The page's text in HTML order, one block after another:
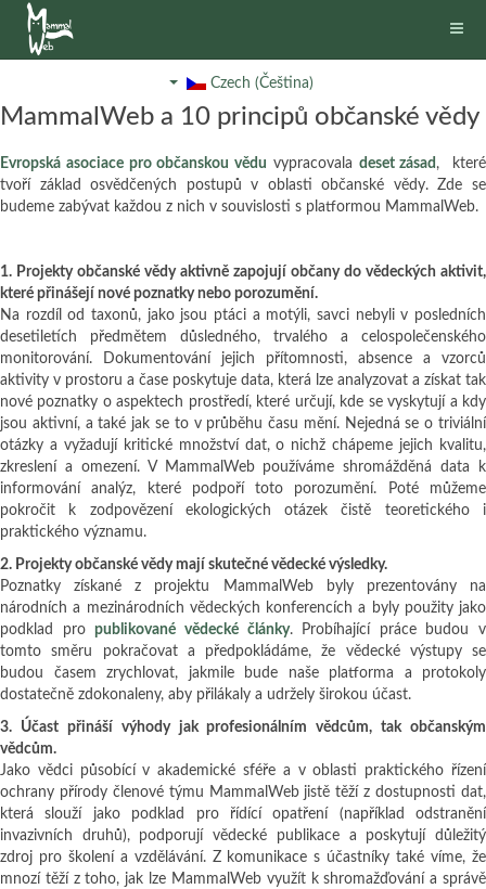
Czech (Čeština)
MammalWeb a 10 principů občanské vědy
Evropská asociace pro občanskou vědu vypracovala deset zásad , které
tvoří základ osvědčených postupů v oblasti občanské vědy. Zde se
budeme zabývat každou z nich v souvislosti s platformou MammalWeb.
1. Projekty občanské vědy aktivně zapojují občany do vědeckých aktivit,
které přinášejí nové poznatky nebo porozumění.
Na rozdíl od taxonů, jako jsou ptáci a motýli, savci nebyli v posledních
desetiletích předmětem důsledného, trvalého a celospolečenského
monitorování. Dokumentování jejich přítomnosti, absence a vzorců
aktivity v prostoru a čase poskytuje data, která lze analyzovat a získat tak
nové poznatky o aspektech prostředí, které určují, kde se vyskytují a kdy
jsou aktivní, a také jak se to v průběhu času mění. Nejedná se o triviální
otázky a vyžadují kritické množství dat, o nichž chápeme jejich kvalitu,
zkreslení a omezení. V MammalWeb používáme shromážděná data k
informování analýz, které podpoří toto porozumění. Poté můžeme
pokročit k zodpovězení ekologických otázek čistě teoretického i
praktického významu.
2. Projekty občanské vědy mají skutečné vědecké výsledky.
Poznatky získané z projektu MammalWeb byly prezentovány na
národních a mezinárodních vědeckých konferencích a byly použity jako
podklad propublikované vědecké články. Probíhající práce budou v
tomto směru pokračovat a předpokládáme, že vědecké výstupy se
budou časem zrychlovat, jakmile bude naše platforma a protokoly
dostatečně zdokonaleny, aby přilákaly a udržely širokou účast.
3. Účast přináší výhody jak profesionálním vědcům, tak občanským
vědcům.
Jako vědci působící v akademické sféře a v oblasti praktického řízení
ochrany přírody členové týmu MammalWeb jistě těží z dostupnosti dat,
která slouží jako podklad pro řídící opatření (například odstranění
invazivních druhů), podporují vědecké publikace a poskytují důležitý
zdroj pro školení a vzdělávání. Z komunikace s účastníky také víme, že
mnozí těží z toho, jak lze MammalWeb využít k shromažďování a správě